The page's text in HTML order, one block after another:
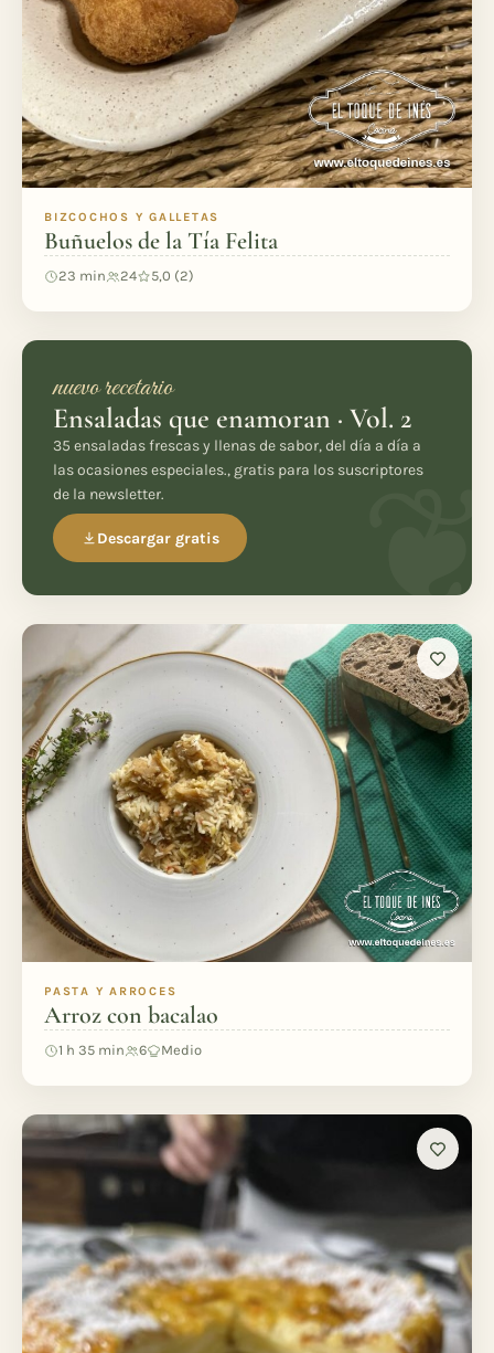
BIZCOCHOS Y GALLETAS
Buñuelos de la Tía Felita
23 min 24 5,0 (2)
nuevo recetario
Ensaladas que enamoran · Vol. 2
35 ensaladas frescas y llenas de sabor, del día a día a
las ocasiones especiales., gratis para los suscriptores
de la newsletter.
Descargar gratis
PASTA Y ARROCES
Arroz con bacalao
1 h 35 min 6 Medio